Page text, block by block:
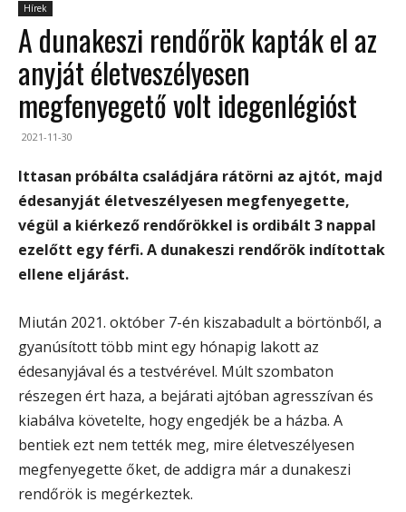
Hírek
A dunakeszi rendőrök kapták el az
anyját életveszélyesen
megfenyegető volt idegenlégióst
2021-11-30
Ittasan próbálta családjára rátörni az ajtót, majd
édesanyját életveszélyesen megfenyegette,
végül a kiérkező rendőrökkel is ordibált 3 nappal
ezelőtt egy férfi. A dunakeszi rendőrök indítottak
ellene eljárást.
Miután 2021. október 7-én kiszabadult a börtönből, a
gyanúsított több mint egy hónapig lakott az
édesanyjával és a testvérével. Múlt szombaton
részegen ért haza, a bejárati ajtóban agresszívan és
kiabálva követelte, hogy engedjék be a házba. A
bentiek ezt nem tették meg, mire életveszélyesen
megfenyegette őket, de addigra már a dunakeszi
rendőrök is megérkeztek.